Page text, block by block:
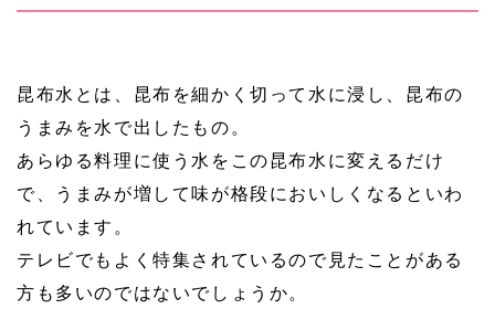
昆布水とは、昆布を細かく切って水に浸し、昆布の
うまみを水で出したもの。
あらゆる料理に使う水をこの昆布水に変えるだけ
で、うまみが増して味が格段においしくなるといわ
れています。
テレビでもよく特集されているので見たことがある
方も多いのではないでしょうか。